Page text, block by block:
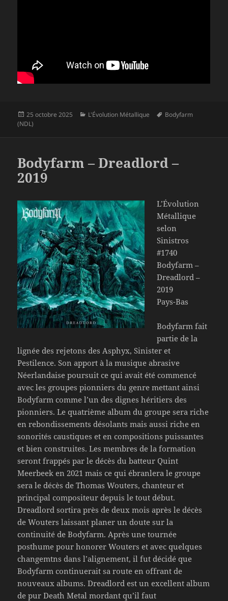
Publié
le
25 octobre 2025 Catégories
L'Évolution Métallique
Mots-
Bodyfarm
(NDL)
Bodyfarm – Dreadlord –
2019
L’Évolution
Métallique
selon
Sinistros
#1740
Bodyfarm –
Dreadlord –
2019
Pays-Bas
Bodyfarm fait
partie de la
lignée des rejetons des Asphyx, Sinister et
Pestilence. Son apport à la musique abrasive
Néerlandaise poursuit ce qui avait été commencé
avec les groupes pionniers du genre mettant ainsi
Bodyfarm comme l’un des dignes héritiers des
pionniers. Le quatrième album du groupe sera riche
en rebondissements désolants mais aussi riche en
sonorités caustiques et en compositions puissantes
et bien construites. Les membres de la formation
seront frappés par le décès du batteur Quint
Meerbeek en 2021 mais ce qui ébranlera le groupe
sera le décès de Thomas Wouters, chanteur et
principal compositeur depuis le tout début.
Dreadlord sortira près de deux mois après le décès
de Wouters laissant planer un doute sur la
continuité de Bodyfarm. Après une tournée
posthume pour honorer Wouters et avec quelques
changemtns dans l’alignement, il fut décidé que
Bodyfarm continuerait sa route en offrant de
nouveaux albums. Dreadlord est un excellent album
de pur Death Metal mordant qu’il faut